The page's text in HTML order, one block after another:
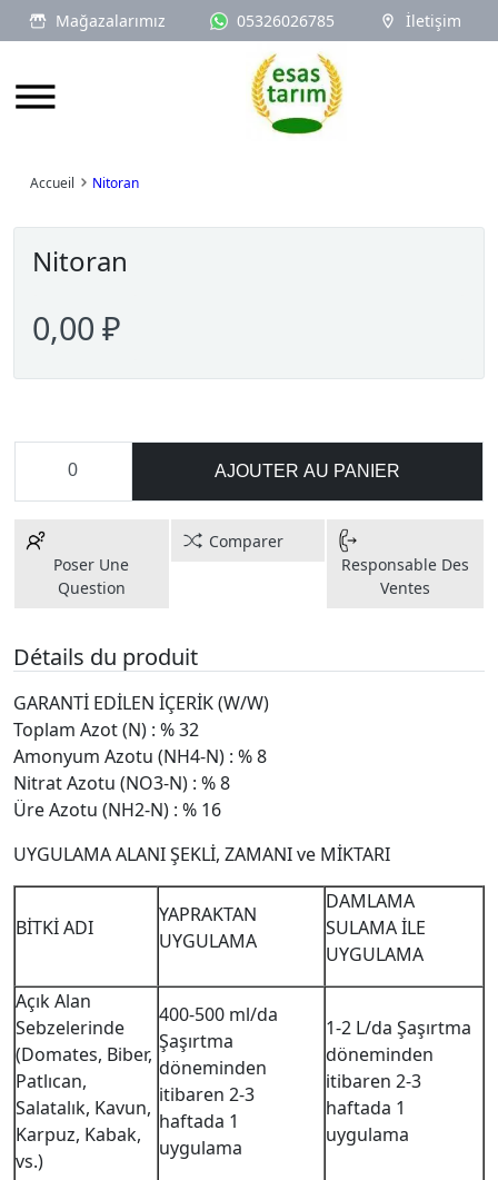
Mağazalarımız 05326026785 İletişim
Logo
Accueil Nitoran
Nitoran
0,00 ₽
AJOUTER AU PANIER
Poser Une
Question
Comparer
Responsable Des
Ventes
Détails du produit
GARANTİ EDİLEN İÇERİK (W/W)
Toplam Azot (N) : % 32
Amonyum Azotu (NH4-N) : % 8
Nitrat Azotu (NO3-N) : % 8
Üre Azotu (NH2-N) : % 16
UYGULAMA ALANI ŞEKLİ, ZAMANI ve MİKTARI
BİTKİ ADI
YAPRAKTAN
UYGULAMA
DAMLAMA
SULAMA İLE
UYGULAMA
Açık Alan
Sebzelerinde
(Domates, Biber,
Patlıcan,
Salatalık, Kavun,
Karpuz, Kabak,
vs.)
400-500 ml/da
Şaşırtma
döneminden
itibaren 2-3
haftada 1
uygulama
1-2 L/da Şaşırtma
döneminden
itibaren 2-3
haftada 1
uygulama